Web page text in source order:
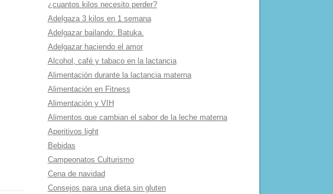
¿cuantos kilos necesito perder?
Adelgaza 3 kilos en 1 semana
Adelgazar bailando: Batuka.
Adelgazar haciendo el amor
Alcohol, café y tabaco en la lactancia
Alimentación durante la lactancia materna
Alimentación en Fitness
Alimentación y VIH
Alimentos que cambian el sabor de la leche materna
Aperitivos light
Bebidas
Campeonatos Culturismo
Cena de navidad
Consejos para una dieta sin gluten